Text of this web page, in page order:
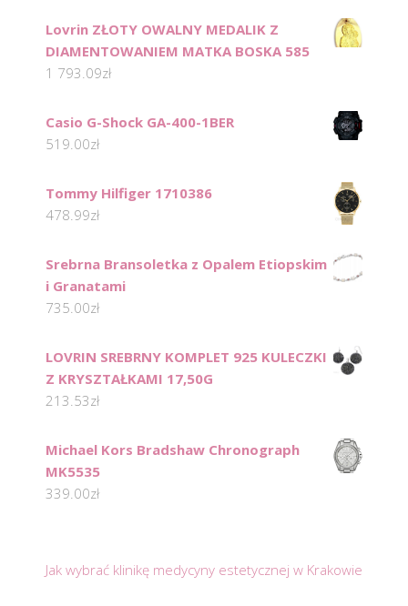
Lovrin ZŁOTY OWALNY MEDALIK Z
DIAMENTOWANIEM MATKA BOSKA 585
1 793.09zł
Casio G-Shock GA-400-1BER
519.00zł
Tommy Hilfiger 1710386
478.99zł
Srebrna Bransoletka z Opalem Etiopskim
i Granatami
735.00zł
LOVRIN SREBRNY KOMPLET 925 KULECZKI
Z KRYSZTAŁKAMI 17,50G
213.53zł
Michael Kors Bradshaw Chronograph
MK5535
339.00zł
Jak wybrać klinikę medycyny estetycznej w Krakowie